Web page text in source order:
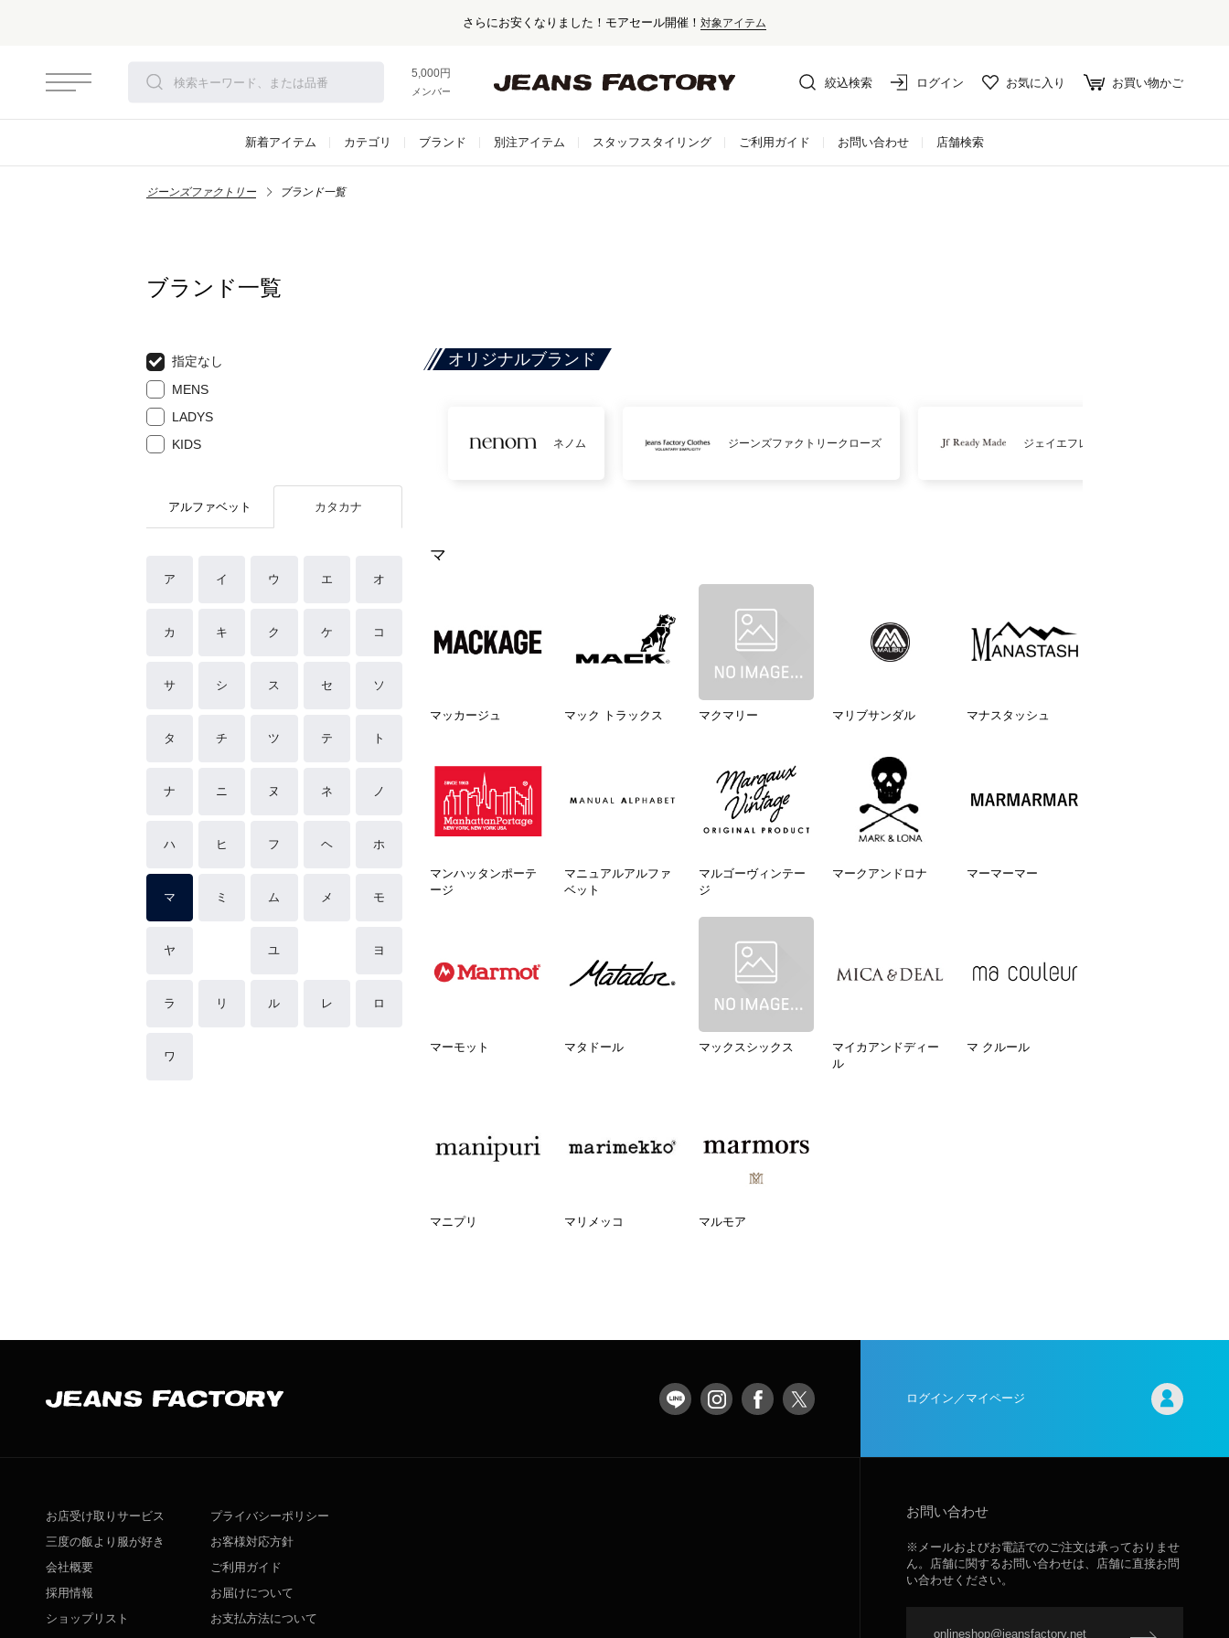
さらにお安くなりました！モアセール開催！ 対象アイテム
5,000円以上お買い上げで送料無料！
メンバー登録でお得な情報をゲット。さらに詳しく
絞込検索 ログイン お気に入り お買い物かご
新着アイテム カテゴリ ブランド 別注アイテム スタッフスタイリング ご利用ガイド お問い合わせ 店舗検索
ジーンズファクトリー ブランド一覧
ブランド一覧
指定なし
MENS
LADYS
KIDS
アルファベット カタカナ
ア イ ウ エ オ
カ キ ク ケ コ
サ シ ス セ ソ
タ チ ツ テ ト
ナ ニ ヌ ネ ノ
ハ ヒ フ ヘ ホ
マ ミ ム メ モ
ヤ ユ ヨ
ラ リ ル レ ロ
ワ
オリジナルブランド
ネノム ジーンズファクトリークローズ ジェイエフレディメイド
マ
マッカージュ マック トラックス マクマリー マリブサンダル マナスタッシュ
マンハッタンポーテ
ージ
マニュアルアルファ
ベット
マルゴーヴィンテー
ジ
マークアンドロナ マーマーマー
マーモット マタドール マックスシックス
マイカアンドディー
ル
マ クルール
マニプリ マリメッコ マルモア
ログイン／マイページ
お店受け取りサービス
三度の飯より服が好き
会社概要
採用情報
ショップリスト
プライバシーポリシー
お客様対応方針
ご利用ガイド
お届けについて
お支払方法について
お問い合わせ
※メールおよびお電話でのご注文は承っておりませ
ん。店舗に関するお問い合わせは、店舗に直接お問
い合わせください。
onlineshop@jeansfactory.net